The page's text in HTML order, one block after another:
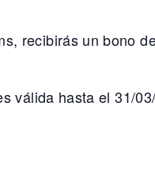
recibirás un bono
válida hasta el 31/